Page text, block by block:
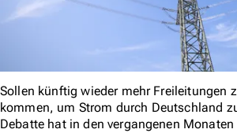
Sollen künftig wieder mehr Freileitungen
kommen, um Strom durch Deutschland
Debatte hat in den vergangenen